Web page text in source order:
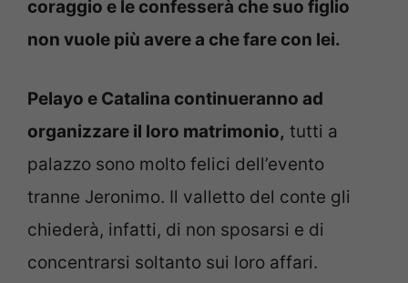
coraggio e le confesserà che suo figlio
non vuole più avere a che fare con lei.
Pelayo e Catalina continueranno ad
organizzare il loro matrimonio, tutti a
palazzo sono molto felici dell’evento
tranne Jeronimo. Il valletto del conte gli
chiederà, infatti, di non sposarsi e di
concentrarsi soltanto sui loro affari.